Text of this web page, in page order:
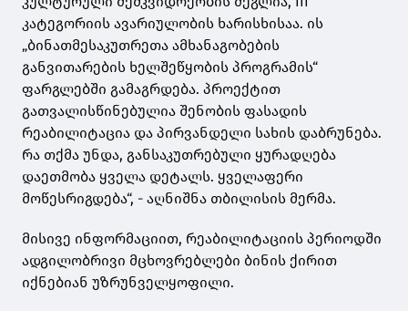
კატეგორიის ავარიულობის ხარისხისაა. ის
„ბინათმესაკუთრეთა ამხანაგობების
განვითარების ხელშეწყობის პროგრამის“
ფარგლებში გამაგრდება. პროექტით
გათვალისწინებულია შენობის ფასადის
რეაბილიტაცია და პირვანდელი სახის დაბრუნება.
რა თქმა უნდა, განსაკუთრებული ყურადღება
დაეთმობა ყველა დეტალს. ყველაფერი
მოწესრიგდება“, - აღნიშნა თბილისის მერმა.
მისივე ინფორმაციით, რეაბილიტაციის პერიოდში
ადგილობრივი მცხოვრებლები ბინის ქირით
იქნებიან უზრუნველყოფილი.